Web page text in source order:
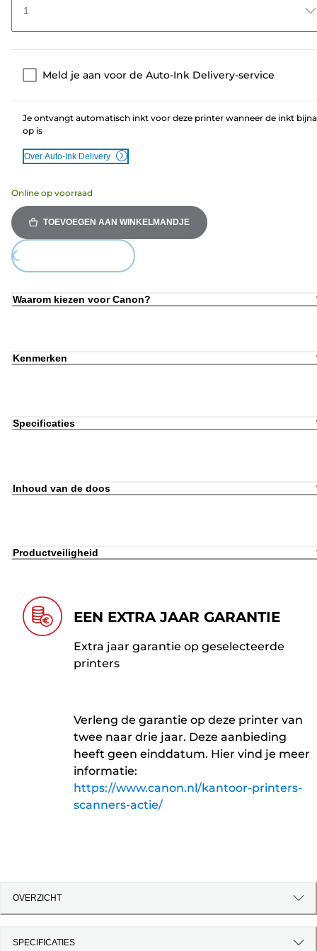
1
Meld je aan voor de Auto-Ink Delivery-service
Je ontvangt automatisch inkt voor deze printer wanneer de inkt bijna
op is
Over Auto-Ink Delivery
Online op voorraad
TOEVOEGEN AAN WINKELMANDJE
Waarom kiezen voor Canon?
Kenmerken
Specificaties
Inhoud van de doos
Productveiligheid
EEN EXTRA JAAR GARANTIE
Extra jaar garantie op geselecteerde
printers
Verleng de garantie op deze printer van
twee naar drie jaar. Deze aanbieding
heeft geen einddatum. Hier vind je meer
informatie:
https://www.canon.nl/kantoor-printers-
scanners-actie/
OVERZICHT
SPECIFICATIES